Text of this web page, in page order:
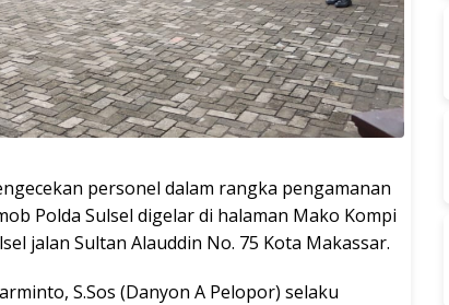
personel dalam rangka pengamanan
Polda Sulsel digelar di halaman Mako Kompi
jalan Sultan Alauddin No. 75 Kota Makassar.
S.Sos (Danyon A Pelopor) selaku